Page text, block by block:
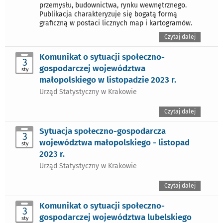
przemysłu, budownictwa, rynku wewnętrznego.
Publikacja charakteryzuje się bogatą formą
graficzną w postaci licznych map i kartogramów.
Czytaj dalej
3
sty
Komunikat o sytuacji społeczno-
gospodarczej województwa
małopolskiego w listopadzie 2023 r.
Urząd Statystyczny w Krakowie
Czytaj dalej
3
sty
Sytuacja społeczno-gospodarcza
województwa małopolskiego - listopad
2023 r.
Urząd Statystyczny w Krakowie
Czytaj dalej
3
sty
Komunikat o sytuacji społeczno-
gospodarczej województwa lubelskiego